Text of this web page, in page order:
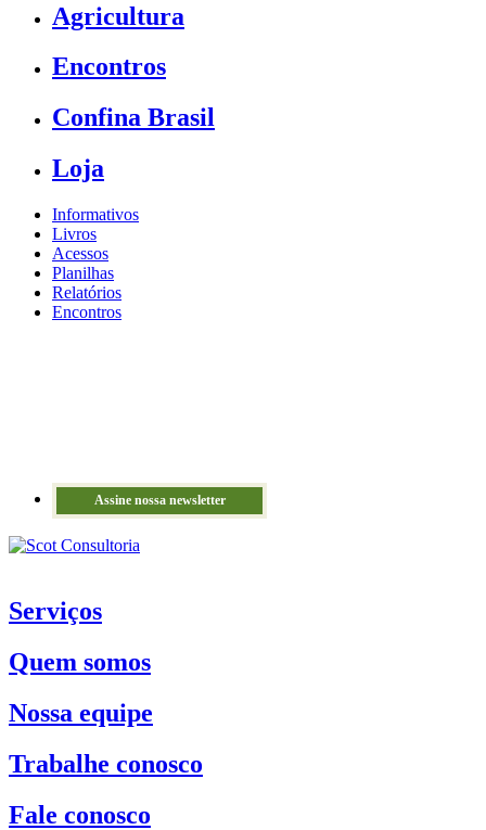
Agricultura
Encontros
Confina Brasil
Loja
Informativos
Livros
Acessos
Planilhas
Relatórios
Encontros
Assine nossa newsletter
Serviços
Quem somos
Nossa equipe
Trabalhe conosco
Fale conosco